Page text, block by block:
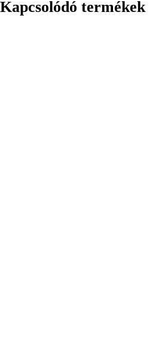
Kapcsolódó termékek